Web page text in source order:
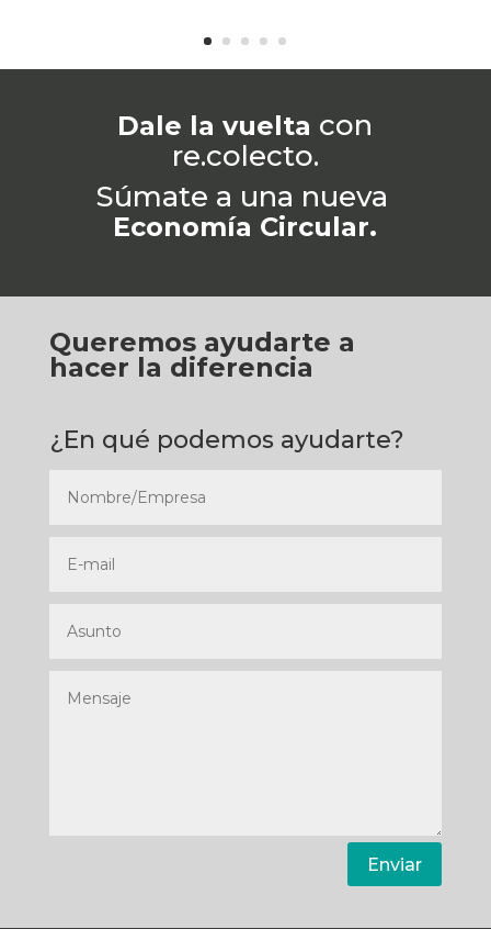
Dale la vuelta con
re.colecto.
Súmate a una nueva
Economía Circular.
Queremos ayudarte a
hacer la diferencia
¿En qué podemos ayudarte?
Enviar